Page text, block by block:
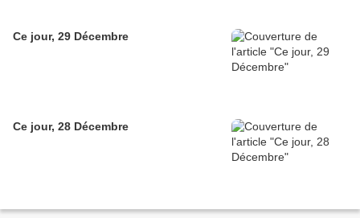
Ce jour, 29 Décembre
Ce jour, 28 Décembre